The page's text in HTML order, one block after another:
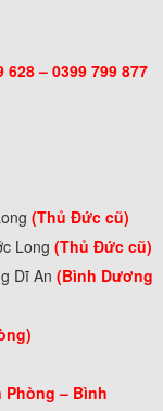
628 – 0399 799 877
(Thủ Đức cũ)
Long(Thủ Đức cũ)
Dĩ An (Bình Dương
Phòng – Bình